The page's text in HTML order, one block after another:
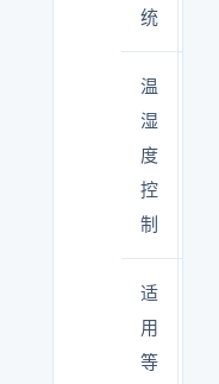
统
温
湿
度
控
制
适
用
等